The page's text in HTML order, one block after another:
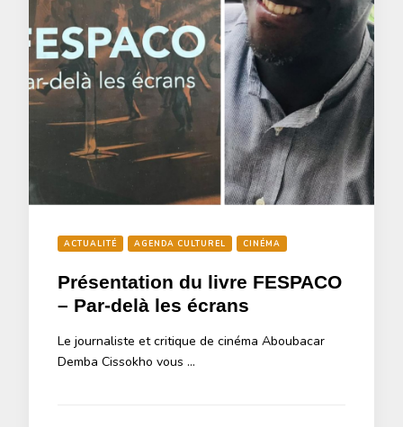
ACTUALITÉ AGENDA CULTUREL CINÉMA
Présentation du livre FESPACO
– Par-delà les écrans
Le journaliste et critique de cinéma Aboubacar
Demba Cissokho vous …